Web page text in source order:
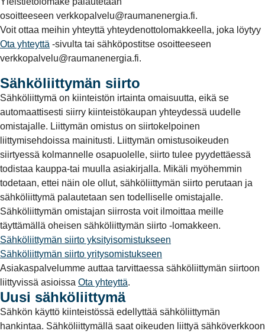
osoitteeseen verkkopalvelu@raumanenergia.fi.
Voit ottaa meihin yhteyttä yhteydenottolomakkeella, joka löytyy
Ota yhteyttä -sivulta tai sähköpostitse osoitteeseen
verkkopalvelu@raumanenergia.fi.
Sähköliittymän siirto
Sähköliittymä on kiinteistön irtainta omaisuutta, eikä se
automaattisesti siirry kiinteistökaupan yhteydessä uudelle
omistajalle. Liittymän omistus on siirtokelpoinen
liittymisehdoissa mainitusti. Liittymän omistusoikeuden
siirtyessä kolmannelle osapuolelle, siirto tulee pyydettäessä
todistaa kauppa-tai muulla asiakirjalla. Mikäli myöhemmin
todetaan, ettei näin ole ollut, sähköliittymän siirto perutaan ja
sähköliittymä palautetaan sen todelliselle omistajalle.
Sähköliittymän omistajan siirrosta voit ilmoittaa meille
täyttämällä oheisen sähköliittymän siirto -lomakkeen.
Sähköliittymän siirto yksityisomistukseen
Sähköliittymän siirto yritysomistukseen
Asiakaspalvelumme auttaa tarvittaessa sähköliittymän siirtoon
liittyvissä asioissa Ota yhteyttä.
Uusi sähköliittymä
Sähkön käyttö kiinteistössä edellyttää sähköliittymän
hankintaa. Sähköliittymällä saat oikeuden liittyä sähköverkkoon